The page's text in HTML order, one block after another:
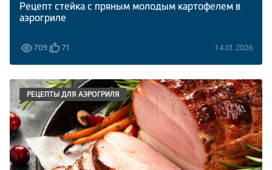
Рецепт стейка с пряным молодым картофелем в
аэрогриле
709 71 14.01.2026
РЕЦЕПТЫ ДЛЯ АЭРОГРИЛЯ